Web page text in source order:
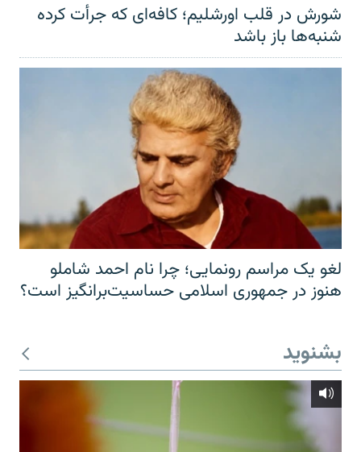
شورش در قلب اورشلیم؛ کافه‌ای که جرأت کرده
شنبه‌ها باز باشد
لغو یک مراسم رونمایی؛ چرا نام احمد شاملو
هنوز در جمهوری اسلامی حساسیت‌برانگیز است؟
بشنوید